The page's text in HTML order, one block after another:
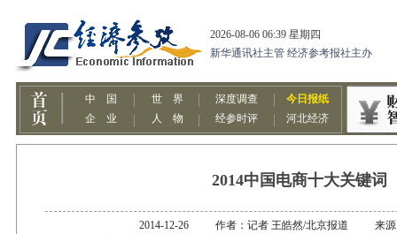
2014中国电商十大关键词
2014-12-26 作者：记者 王皓然/北京报道 来源